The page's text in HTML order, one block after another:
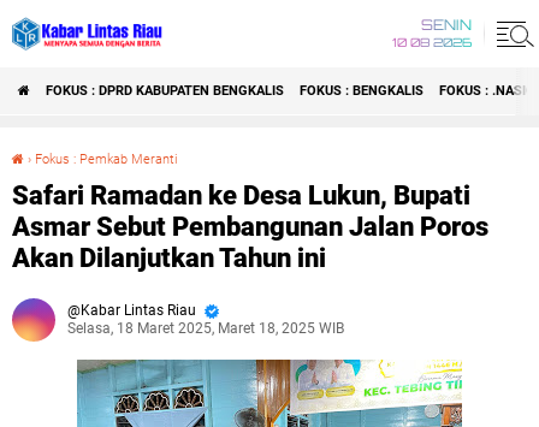
SENIN
10 08 2026
FOKUS : DPRD KABUPATEN BENGKALIS FOKUS : BENGKALIS FOKUS :
› Fokus : Pemkab Meranti
Safari Ramadan ke Desa Lukun, Bupati
Asmar Sebut Pembangunan Jalan Poros
Akan Dilanjutkan Tahun ini
Kabar Lintas Riau
Selasa, 18 Maret 2025, Maret 18, 2025 WIB